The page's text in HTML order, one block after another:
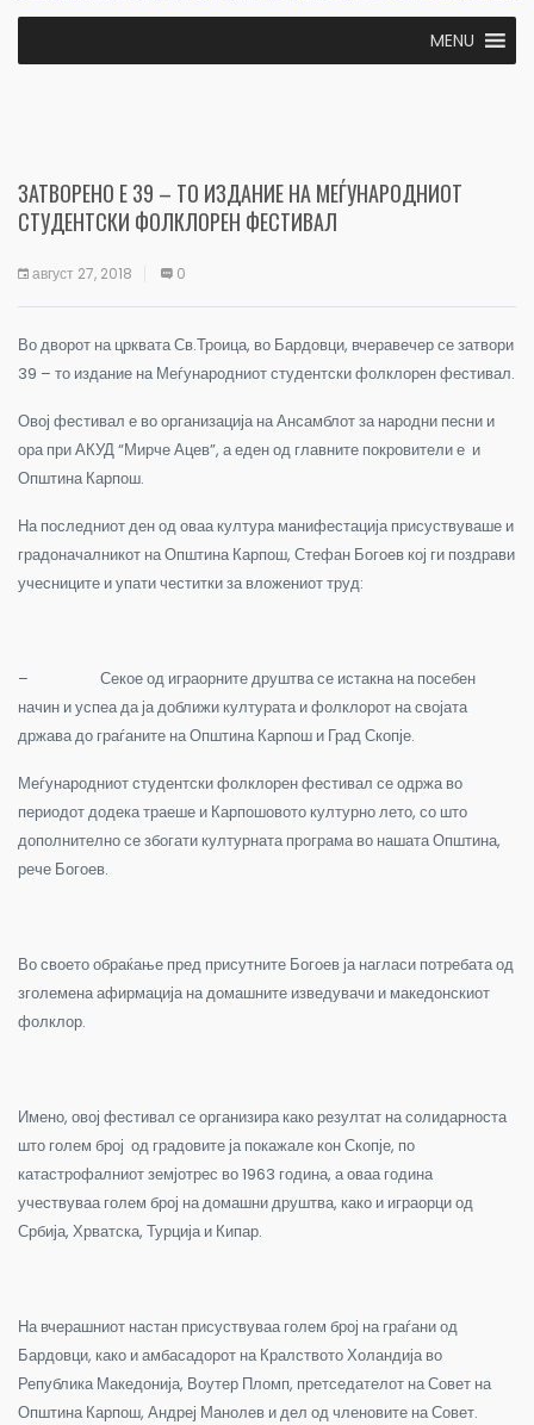
MENU
ЗАТВОРЕНО Е 39 – ТО ИЗДАНИЕ НА МЕЃУНАРОДНИОТ
СТУДЕНТСКИ ФОЛКЛОРЕН ФЕСТИВАЛ
август 27, 2018 0
Во дворот на црквата Св.Троица, во Бардовци, вчеравечер се затвори
39 – то издание на Меѓународниот студентски фолклорен фестивал.
Овој фестивал е во организација на Ансамблот за народни песни и
ора при АКУД“Мирче Ацев”, а еден од главните покровители е и
Општина Карпош.
На последниот ден од оваа култура манифестација присуствуваше и
градоначалникот на Општина Карпош, Стефан Богоев кој ги поздрави
учесниците и упати честитки за вложениот труд:
– Секое од играорните друштва се истакна на посебен
начин и успеа да ја доближи културата и фолклорот на својата
држава до граѓаните на Општина Карпош и Град Скопје.
Меѓународниот студентски фолклорен фестивал се одржа во
периодот додека траеше и Карпошовото културно лето, со што
дополнително се збогати културната програма во нашата Општина,
рече Богоев.
Во своето обраќање пред присутните Богоев ја нагласи потребата од
зголемена афирмација на домашните изведувачи и македонскиот
фолклор.
Имено, овој фестивал се организира како резултат на солидарноста
што голем број од градовите ја покажале кон Скопје, по
катастрофалниот земјотрес во 1963 година, а оваа година
учествуваа голем број на домашни друштва, како и играорци од
Србија, Хрватска, Турција и Кипар.
На вчерашниот настан присуствуваа голем број на граѓани од
Бардовци, како и амбасадорот на Кралството Холандија во
Република Македонија, Воутер Пломп, претседателот на Совет на
Општина Карпош, Андреј Манолев идел од членовите на Совет.